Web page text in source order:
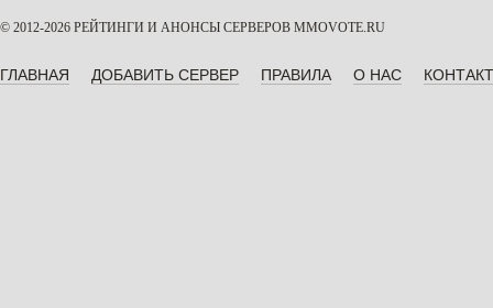
© 2012-2026 РЕЙТИНГИ И АНОНСЫ СЕРВЕРОВ MMOVOTE.RU
ГЛАВНАЯ ДОБАВИТЬ СЕРВЕР ПРАВИЛА О НАС